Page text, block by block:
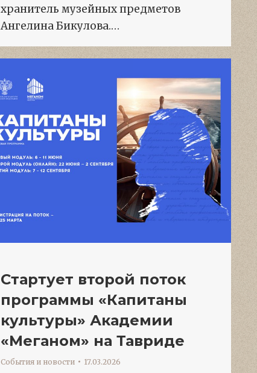
хранитель музейных предметов
Ангелина Бикулова.…
Стартует второй поток
программы «Капитаны
культуры» Академии
«Меганом» на Тавриде
События и новости 17.03.2026